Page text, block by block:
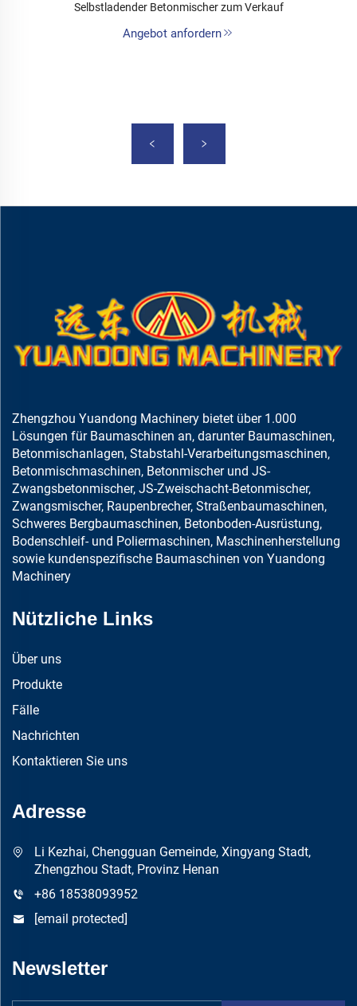
Selbstladender Betonmischer zum Verkauf
Angebot anfordern
Zhengzhou Yuandong Machinery bietet über 1.000
Lösungen für Baumaschinen an, darunter Baumaschinen,
Betonmischanlagen, Stabstahl-Verarbeitungsmaschinen,
Betonmischmaschinen, Betonmischer und JS-
Zwangsbetonmischer, JS-Zweischacht-Betonmischer,
Zwangsmischer, Raupenbrecher, Straßenbaumaschinen,
Schweres Bergbaumaschinen, Betonboden-Ausrüstung,
Bodenschleif- und Poliermaschinen, Maschinenherstellung
sowie kundenspezifische Baumaschinen von Yuandong
Machinery
Nützliche Links
Über uns
Produkte
Fälle
Nachrichten
Kontaktieren Sie uns
Adresse
Li Kezhai, Chengguan Gemeinde, Xingyang Stadt,
Zhengzhou Stadt, Provinz Henan
+86 18538093952
[email protected]
Newsletter